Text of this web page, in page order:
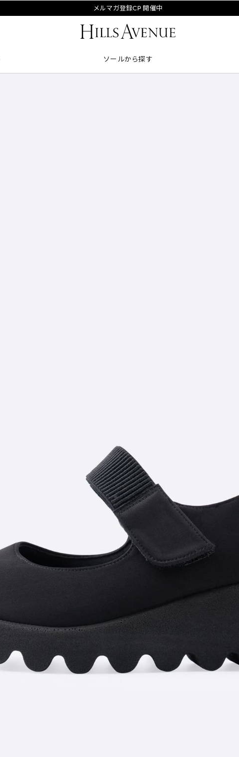
メルマガ登録CP 開催中
ソールから探す